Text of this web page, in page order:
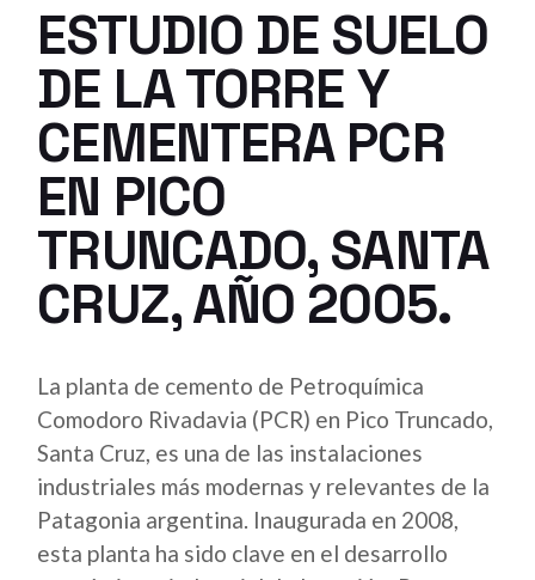
ESTUDIO DE SUELO
DE LA TORRE Y
CEMENTERA PCR
EN PICO
TRUNCADO, SANTA
CRUZ, AÑO 2005.
La planta de cemento de Petroquímica
Comodoro Rivadavia (PCR) en Pico Truncado,
Santa Cruz, es una de las instalaciones
industriales más modernas y relevantes de la
Patagonia argentina. Inaugurada en 2008,
esta planta ha sido clave en el desarrollo